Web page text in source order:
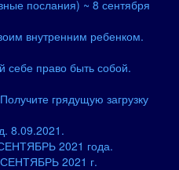
послания) ~ 8 сентября
внутренним ребенком.
себе право быть собой.
грядущую загрузку
8.09.2021.
2021 года.
2021 г.